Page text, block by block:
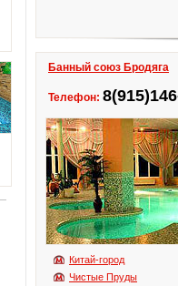
Банный союз Бродяга
Телефон:
Китай-город
Чистые Пруды